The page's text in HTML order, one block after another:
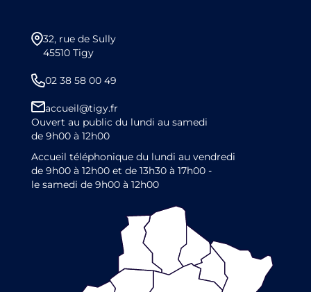
32, rue de Sully
45510 Tigy
02 38 58 00 49
accueil@tigy.fr
Ouvert au public du lundi au samedi
de 9h00 à 12h00
Accueil téléphonique du lundi au vendredi
de 9h00 à 12h00 et de 13h30 à 17h00 -
le samedi de 9h00 à 12h00